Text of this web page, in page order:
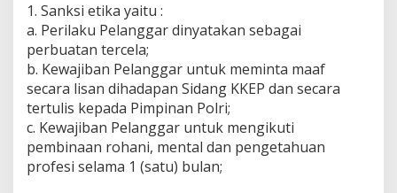
1. Sanksi etika yaitu :
a. Perilaku Pelanggar dinyatakan sebagai
perbuatan tercela;
b. Kewajiban Pelanggar untuk meminta maaf
secara lisan dihadapan Sidang KKEP dan secara
tertulis kepada Pimpinan Polri;
c. Kewajiban Pelanggar untuk mengikuti
pembinaan rohani, mental dan pengetahuan
profesi selama 1 (satu) bulan;